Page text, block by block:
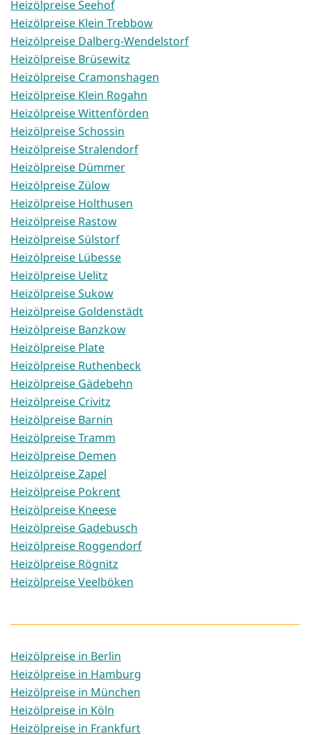
Heizölpreise Seehof
Heizölpreise Klein Trebbow
Heizölpreise Dalberg-Wendelstorf
Heizölpreise Brüsewitz
Heizölpreise Cramonshagen
Heizölpreise Klein Rogahn
Heizölpreise Wittenförden
Heizölpreise Schossin
Heizölpreise Stralendorf
Heizölpreise Dümmer
Heizölpreise Zülow
Heizölpreise Holthusen
Heizölpreise Rastow
Heizölpreise Sülstorf
Heizölpreise Lübesse
Heizölpreise Uelitz
Heizölpreise Sukow
Heizölpreise Goldenstädt
Heizölpreise Banzkow
Heizölpreise Plate
Heizölpreise Ruthenbeck
Heizölpreise Gädebehn
Heizölpreise Crivitz
Heizölpreise Barnin
Heizölpreise Tramm
Heizölpreise Demen
Heizölpreise Zapel
Heizölpreise Pokrent
Heizölpreise Kneese
Heizölpreise Gadebusch
Heizölpreise Roggendorf
Heizölpreise Rögnitz
Heizölpreise Veelböken
Heizölpreise in Berlin
Heizölpreise in Hamburg
Heizölpreise in München
Heizölpreise in Köln
Heizölpreise in Frankfurt